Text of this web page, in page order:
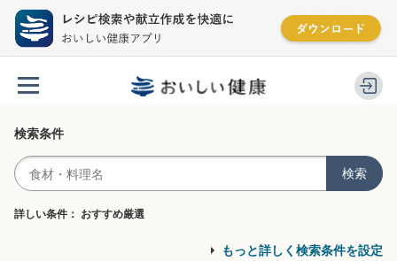
検索条件
検索
詳しい条件： おすすめ厳選
もっと詳しく検索条件を設定